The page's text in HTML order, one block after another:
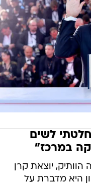
פלס: "בגיל 40 החלטתי לשים
במרכז"
הוותיק, יוצאת קרן
היא מדברת על